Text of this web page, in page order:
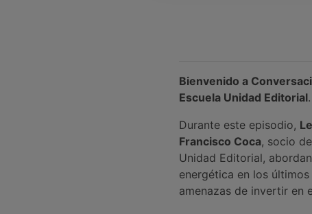
Bienvenido a
Escuela Unidad Editorial.
Durante este episodio,
Francisco Coca, socio
Unidad Editorial,
energética en los
amenazas de invertir en